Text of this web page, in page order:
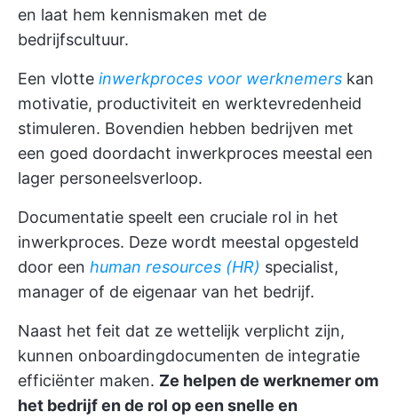
en laat hem kennismaken met de
bedrijfscultuur.
Een vlotte inwerkproces voor werknemers kan
motivatie, productiviteit en werktevredenheid
stimuleren. Bovendien hebben bedrijven met
een goed doordacht inwerkproces meestal een
lager personeelsverloop.
Documentatie speelt een cruciale rol in het
inwerkproces. Deze wordt meestal opgesteld
door een human resources (HR) specialist,
manager of de eigenaar van het bedrijf.
Naast het feit dat ze wettelijk verplicht zijn,
kunnen onboardingdocumenten de integratie
efficiënter maken. Ze helpen de werknemer om
het bedrijf en de rol op een snelle en